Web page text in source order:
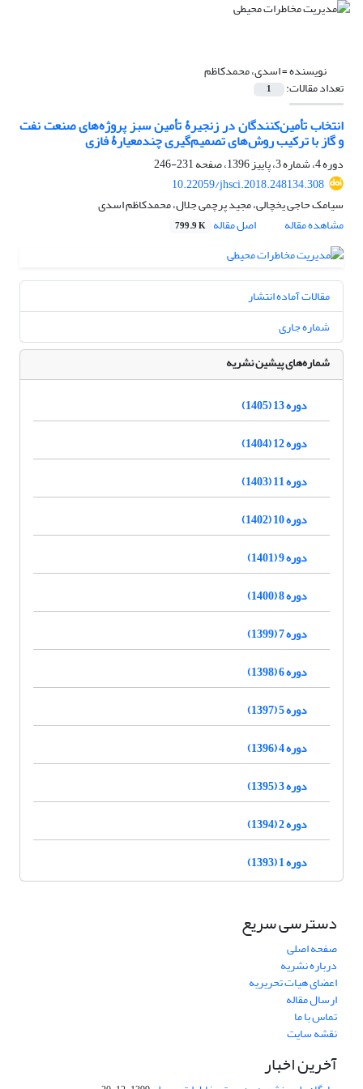
نویسنده =اسدی، محمدکاظم
تعداد مقالات: 1
انتخاب تأمین‌کنندگان در زنجیرۀ تأمین سبز پروژه‌های صنعت نفت
و گاز با ترکیب روش‌های تصمیم‌گیری چندمعیارۀ فازی
دوره 4، شماره 3، پاییز 1396، صفحه
231-246
10.22059/jhsci.2018.248134.308
سیامک حاجی یخچالی، مجید پرچمی جلال، محمدکاظم اسدی
مشاهده مقاله
اصل مقاله 799.9 K
مقالات آماده انتشار
شماره جاری
شماره‌های پیشین نشریه
دوره 13 (1405)
دوره 12 (1404)
دوره 11 (1403)
دوره 10 (1402)
دوره 9 (1401)
دوره 8 (1400)
دوره 7 (1399)
دوره 6 (1398)
دوره 5 (1397)
دوره 4 (1396)
دوره 3 (1395)
دوره 2 (1394)
دوره 1 (1393)
دسترسی سریع
صفحه اصلی
درباره نشریه
اعضای هیات تحریریه
ارسال مقاله
تماس با ما
نقشه سایت
آخرین اخبار